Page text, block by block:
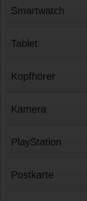
Smartwatch
Tablet
Kopfhörer
Kamera
PlayStation
Postkarte